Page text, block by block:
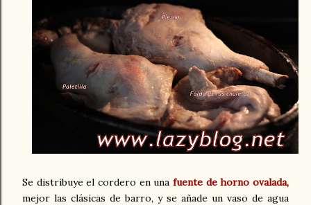
Se distribuye el cordero en una fuente de horno ovalada,
mejor las clásicas de barro, y se añade un vaso de agua